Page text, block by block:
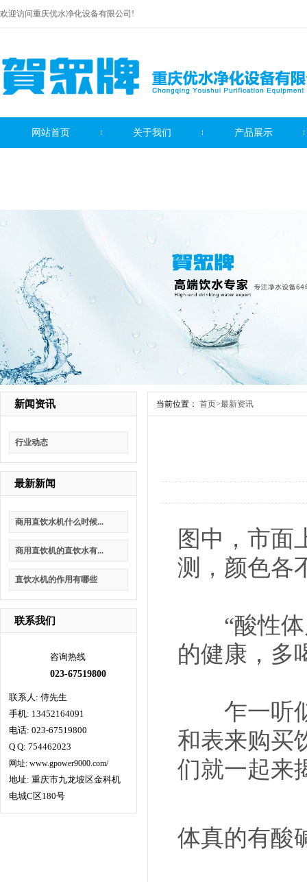
欢迎访问重庆优水净化设备有限公司!
网站首页 关于我们 产品展示
新闻资讯
行业动态
最新新闻
商用直饮水机什么时候...
商用直饮机的直饮水有...
直饮水机的作用有哪些
联系我们
咨询热线
023-67519800
联系人: 侍先生
手机: 13452164091
电话: 023-67519800
Q Q: 754462023
网址: www.gpower9000.com/
地址: 重庆市九龙坡区金科机
电城C区180号
当前位置： 首页>最新资讯
图中，市面
测，颜色各
“酸性体
的健康，多
乍一听似
和表来购买
们就一起来
体真的有酸